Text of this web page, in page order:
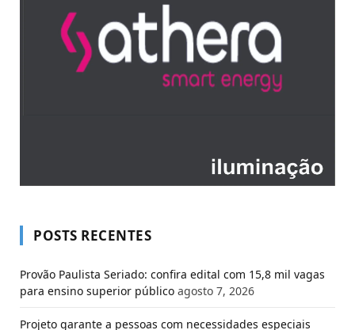
POSTS RECENTES
Provão Paulista Seriado: confira edital com 15,8 mil vagas
para ensino superior público agosto 7, 2026
Projeto garante a pessoas com necessidades especiais